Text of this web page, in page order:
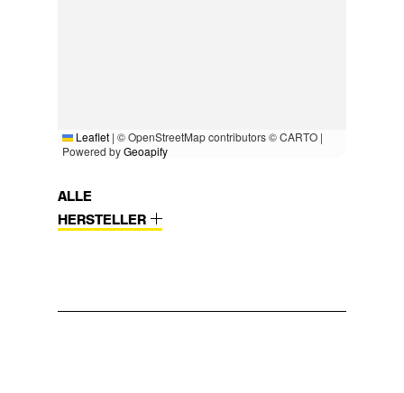
Leaflet | © OpenStreetMap contributors © CARTO |
Powered byGeoapify
ALLE
HERSTELLER